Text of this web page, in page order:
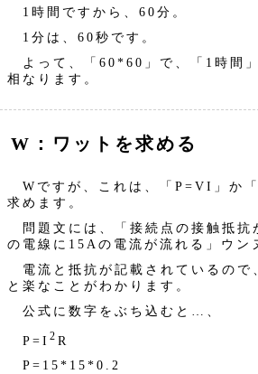
1時間ですから、60分。
1分は、60秒です。
よって、「60*60」で、「1時間
相なります。
W：ワットを求める
Wですが、これは、「P=VI」か
求めます。
問題文には、「接続点の接触抵抗
の電線に15Aの電流が流れる」ウン
電流と抵抗が記載されているので
と楽なことがわかります。
公式に数字をぶち込むと…、
P=I 2 R
P=15*15*0.2